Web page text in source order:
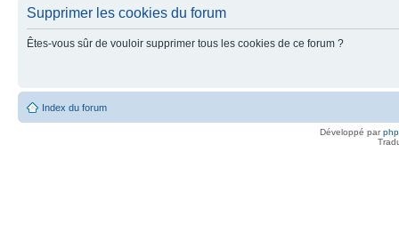
Supprimer les cookies du forum
Êtes-vous sûr de vouloir supprimer tous les cookies de ce forum ?
Index du forum
Développé par